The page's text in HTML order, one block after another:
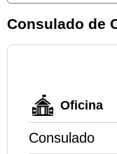
Consulado de
Oficina
Consulado